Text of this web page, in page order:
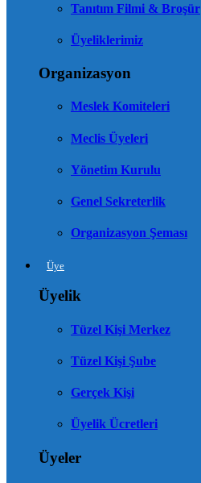
Tanıtım Filmi & Broşür
Üyeliklerimiz
Organizasyon
Meslek Komiteleri
Meclis Üyeleri
Yönetim Kurulu
Genel Sekreterlik
Organizasyon Şeması
Üye
Üyelik
Tüzel Kişi Merkez
Tüzel Kişi Şube
Gerçek Kişi
Üyelik Ücretleri
Üyeler